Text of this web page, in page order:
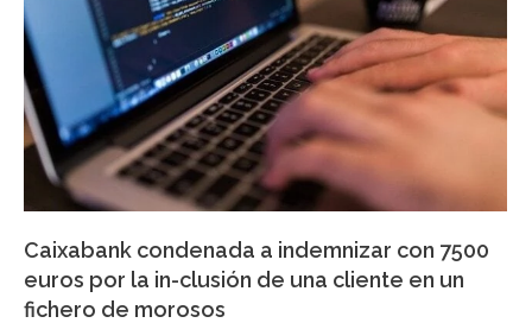
Caixabank condenada a indemnizar con 7500
euros por la in-clusión de una cliente en un
fichero de morosos